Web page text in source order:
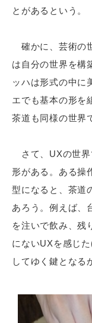
とがあるという。
確かに、芸術の
は自分の世界を構
ッハは形式の中に
エでも基本の形を
茶道も同様の世界
さて、UXの世界
形がある。ある操
型になると、茶道
あろう。例えば、
を注いで飲み、残
にないUXを感じ
してゆく鍵となる